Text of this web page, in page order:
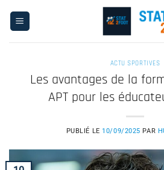
ACTU SPORTIVES
Les avantages de la
APT pour les
PUBLIÉ LE 10/09/2025 PAR